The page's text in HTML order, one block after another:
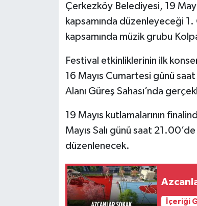
Çerkezköy Belediyesi, 19
kapsamında düzenleyeceği
kapsamında müzik grubu
Festival etkinliklerinin ilk
16 Mayıs Cumartesi günü
Alanı Güreş Sahası’nda
19 Mayıs kutlamalarının
Mayıs Salı günü saat
düzenlenecek.
İçeriği